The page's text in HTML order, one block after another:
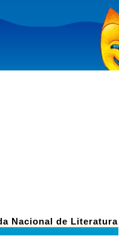
Nacional de Literatura